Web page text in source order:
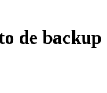
de backup